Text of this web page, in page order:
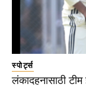
स्पोर्ट्स
लंकादहनासाठी